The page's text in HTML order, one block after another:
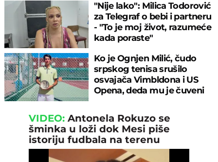
"Nije lako": Milica Todorović
za Telegraf o bebi i partneru
- "To je moj život, razumeće
kada poraste"
Ko je Ognjen Milić, čudo
srpskog tenisa srušilo
osvajača Vimbldona i US
Opena, deda mu je čuveni
VIDEO: Antonela Rokuzo se
šminka u loži dok Mesi piše
istoriju fudbala na terenu